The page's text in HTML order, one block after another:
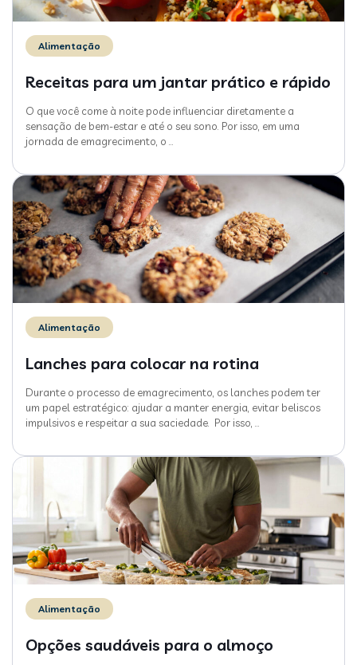
Alimentação
Receitas para um jantar prático e rápido
O que você come à noite pode influenciar diretamente a
sensação de bem-estar e até o seu sono. Por isso, em uma
jornada de emagrecimento, o
Alimentação
Lanches para colocar na rotina
Durante o processo de emagrecimento, os lanches podem ter
um papel estratégico: ajudar a manter energia, evitar beliscos
impulsivos e respeitar a sua saciedade. Por isso,
Alimentação
Opções saudáveis para o almoço